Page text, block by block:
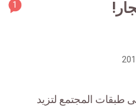
1
طبقات المجتمع لتزيد